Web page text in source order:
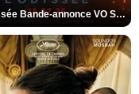
L'Odyssée Bande-annonce VO STFR